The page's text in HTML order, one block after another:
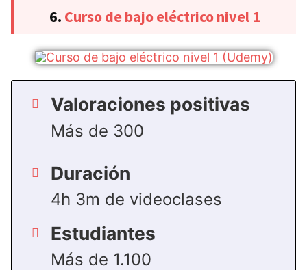
6. Curso de bajo eléctrico nivel 1
Valoraciones positivas
Más de 300
Duración
4h 3m de videoclases
Estudiantes
Más de 1.100